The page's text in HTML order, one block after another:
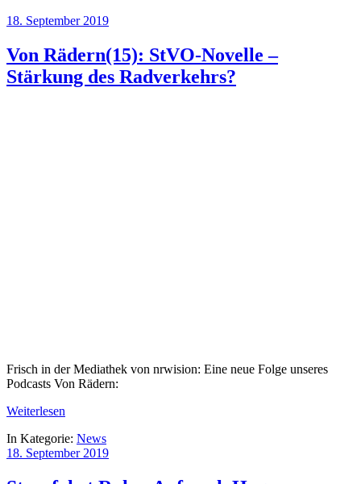
18. September 2019
Von Rädern(15): StVO-Novelle –
Stärkung des Radverkehrs?
Frisch in der Mediathek von nrwision: Eine neue Folge unseres
Podcasts Von Rädern:
Weiterlesen
In Kategorie: News
18. September 2019